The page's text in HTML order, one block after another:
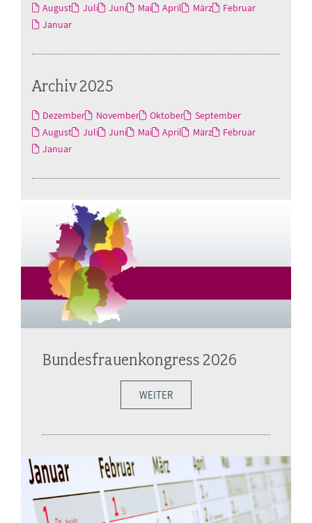
August Juli Juni Mai April März
Februar
Januar
Archiv 2025
Dezember November Oktober
September
August
Juli Juni Mai April März
Februar
Januar
Bundesfrauenkongress 2026
WEITER